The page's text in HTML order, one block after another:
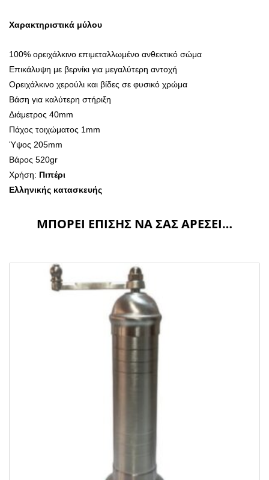
Χαρακτηριστικά μύλου
100% ορειχάλκινο επιμεταλλωμένο ανθεκτικό σώμα
Επικάλυψη με βερνίκι για μεγαλύτερη αντοχή
Ορειχάλκινο χερούλι και βίδες σε φυσικό χρώμα
Βάση για καλύτερη στήριξη
Διάμετρος 40mm
Πάχος τοιχώματος 1mm
Ύψος 205mm
Βάρος 520gr
Χρήση: Πιπέρι
Ελληνικής κατασκευής
ΜΠΟΡΕΊ ΕΠΊΣΗΣ ΝΑ ΣΑΣ ΑΡΈΣΕΙ…